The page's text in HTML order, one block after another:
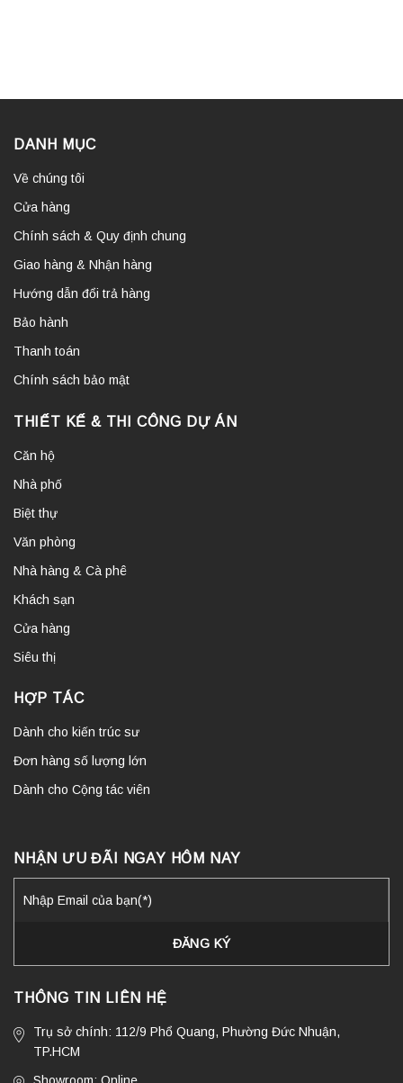
DANH MỤC
Về chúng tôi
Cửa hàng
Chính sách & Quy định chung
Giao hàng & Nhận hàng
Hướng dẫn đổi trả hàng
Bảo hành
Thanh toán
Chính sách bảo mật
THIẾT KẾ & THI CÔNG DỰ ÁN
Căn hộ
Nhà phố
Biệt thự
Văn phòng
Nhà hàng & Cà phê
Khách sạn
Cửa hàng
Siêu thị
HỢP TÁC
Dành cho kiến trúc sư
Đơn hàng số lượng lớn
Dành cho Cộng tác viên
NHẬN ƯU ĐÃI NGAY HÔM NAY
THÔNG TIN LIÊN HỆ
Trụ sở chính: 112/9 Phổ Quang, Phường Đức Nhuận,
TP.HCM
Showroom: Online